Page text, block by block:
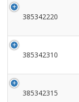
385342220
385342310
385342315